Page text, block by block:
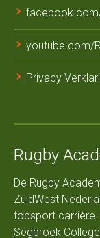
youtube.com/
Privacy
Rugby
De Rugby
ZuidWest
topsport
Segbroek